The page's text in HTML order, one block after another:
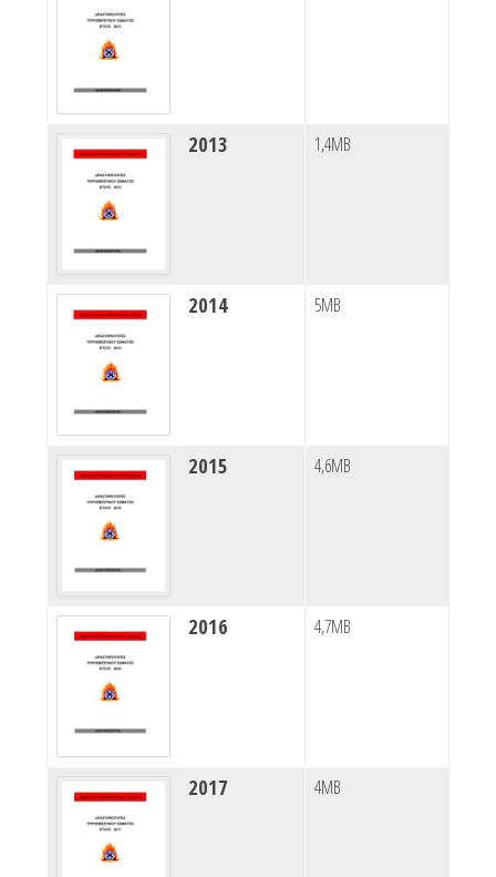
2013 1,4MB
2014 5MB
2015 4,6MB
2016 4,7MB
2017 4MB